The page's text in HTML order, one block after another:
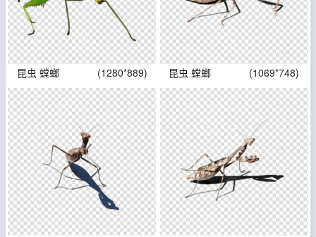
昆虫 螳螂 (1280*889) 昆虫 螳螂 (1069*748)